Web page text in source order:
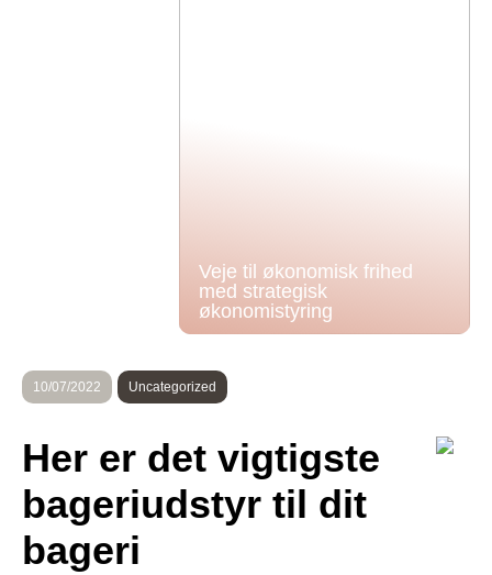
Veje til økonomisk frihed
med strategisk
økonomistyring
10/07/2022 Uncategorized
Her er det vigtigste
bageriudstyr til dit
bageri